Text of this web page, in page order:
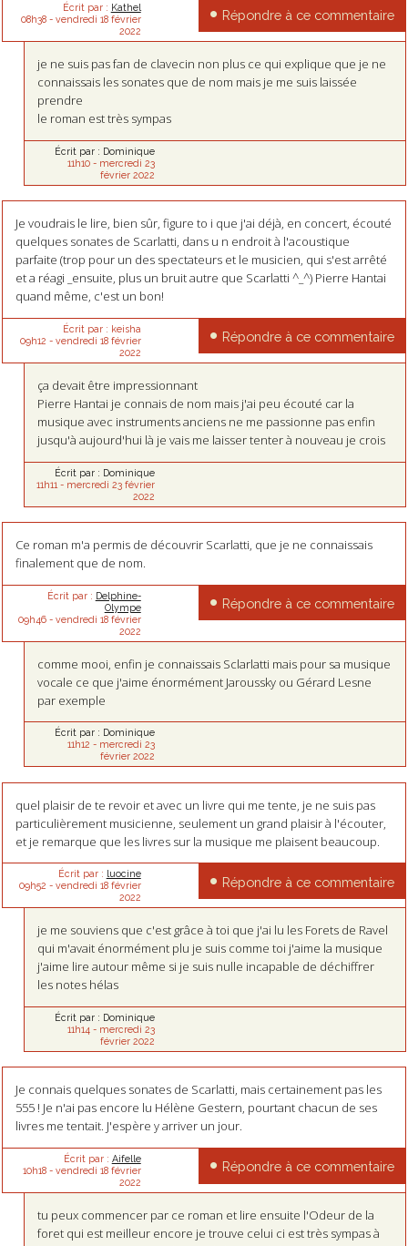
Écrit par : Kathel
08h38- vendredi 18 février
2022
Répondre à ce commentaire
je ne suis pas fan de clavecin non plus ce qui explique que je ne
connaissais les sonates que de nom mais je me suis laissée
prendre
le roman est très sympas
Écrit par : Dominique
11h10- mercredi 23
février 2022
Je voudrais le lire, bien sûr, figure to i que j'ai déjà, en concert, écouté
quelques sonates de Scarlatti, dans u n endroit à l'acoustique
parfaite (trop pour un des spectateurs et le musicien, qui s'est arrêté
et a réagi _ensuite, plus un bruit autre que Scarlatti ^_^) Pierre Hantai
quand même, c'est un bon!
Écrit par : keisha
09h12 - vendredi 18 février
2022
Répondre à ce commentaire
ça devait être impressionnant
Pierre Hantai je connais de nom mais j'ai peu écouté car la
musique avec instruments anciens ne me passionne pas enfin
jusqu'à aujourd'hui là je vais me laisser tenter à nouveau je crois
Écrit par : Dominique
11h11 - mercredi 23 février
2022
Ce roman m'a permis de découvrir Scarlatti, que je ne connaissais
finalement que de nom.
Écrit par : Delphine-
Olympe
09h46- vendredi 18 février
2022
Répondre à ce commentaire
comme mooi, enfin je connaissais Sclarlatti mais pour sa musique
vocale ce que j'aime énormément Jaroussky ou Gérard Lesne
par exemple
Écrit par : Dominique
11h12 - mercredi 23
février 2022
quel plaisir de te revoir et avec un livre qui me tente, je ne suis pas
particulièrement musicienne, seulement un grand plaisir à l'écouter,
et je remarque que les livres sur la musique me plaisent beaucoup.
Écrit par :
luocine
09h52 - vendredi 18 février
2022
Répondre à ce commentaire
je me souviens que c'est grâce à toi que j'ai lu les Forets de Ravel
qui m'avait énormément plu je suis comme toi j'aime la musique
j'aime lire autour même si je suis nulle incapable de déchiffrer
les notes hélas
Écrit par : Dominique
11h14 - mercredi 23
février 2022
Je connais quelques sonates de Scarlatti, mais certainement pas les
555 ! Je n'ai pas encore lu Hélène Gestern, pourtant chacun de ses
livres me tentait. J'espère y arriver un jour.
Écrit par : Aifelle
10h18- vendredi 18 février
2022
Répondre à ce commentaire
tu peux commencer par ce roman et lire ensuite l'Odeur de la
foret qui est meilleur encore je trouve celui ci est très sympas à